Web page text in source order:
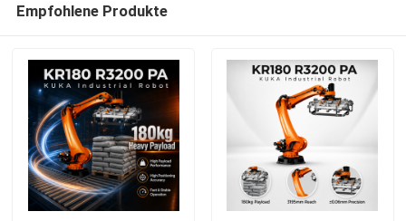
Empfohlene Produkte